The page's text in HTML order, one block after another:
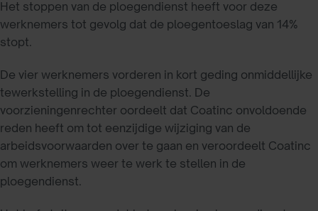
Het stoppen van de ploegendienst heeft voor deze
werknemers tot gevolg dat de ploegentoeslag van 14%
stopt.
De vier werknemers vorderen in kort geding onmiddellijke
tewerkstelling in de ploegendienst. De
voorzieningenrechter oordeelt dat Coatinc onvoldoende
reden heeft om tot eenzijdige wijziging van de
arbeidsvoorwaarden over te gaan en veroordeelt Coatinc
om werknemers weer te werk te stellen in de
ploegendienst.